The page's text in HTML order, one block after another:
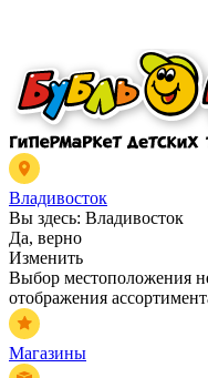
Владивосток
Вы здесь: Владивосток
Да, верно
Изменить
Выбор местоположения
отображения
Магазины